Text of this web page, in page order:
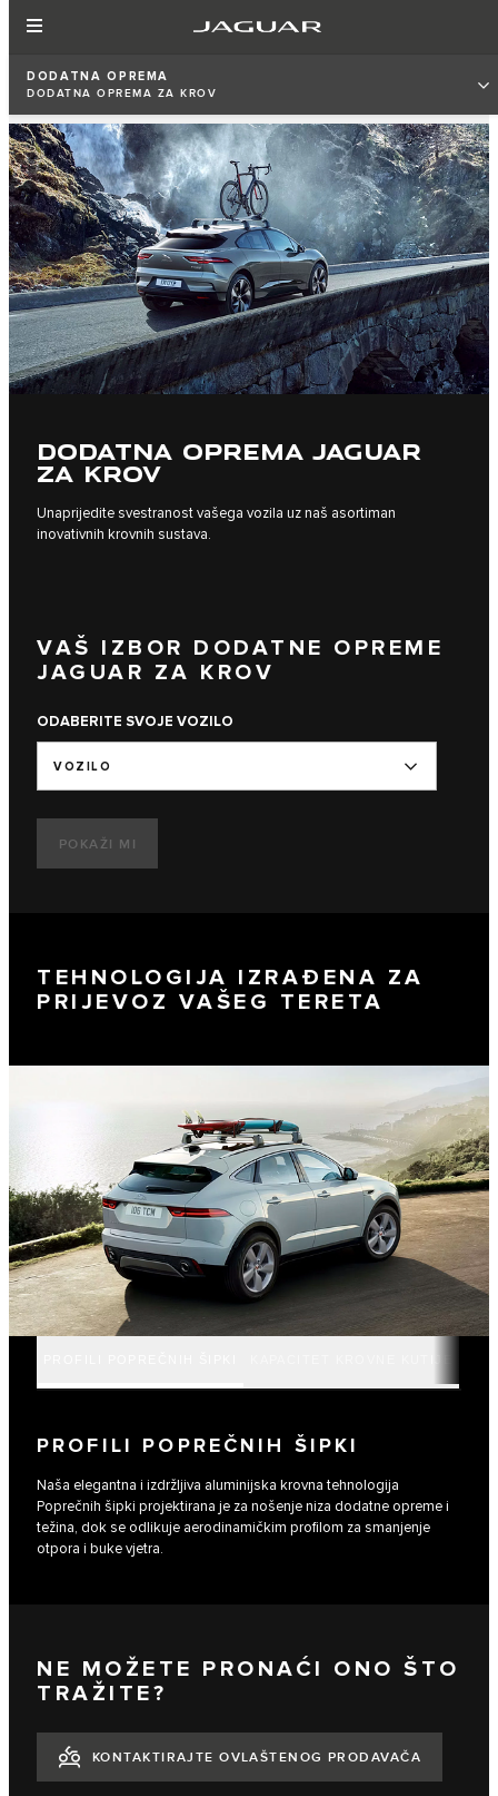
DODATNA OPREMA
DODATNA OPREMA ZA KROV
DODATNA OPREMA JAGUAR
ZA KROV
Unaprijedite svestranost vašega vozila uz naš asortiman
inovativnih krovnih sustava.
VAŠ IZBOR DODATNE OPREME
JAGUAR ZA KROV
ODABERITE SVOJE VOZILO
VOZILO
POKAŽI MI
TEHNOLOGIJA IZRAĐENA ZA
PRIJEVOZ VAŠEG TERETA
PROFILI POPREČNIH ŠIPKI
Naša elegantna i izdržljiva aluminijska krovna tehnologija
Poprečnih šipki projektirana je za nošenje niza dodatne opreme i
težina, dok se odlikuje aerodinamičkim profilom za smanjenje
otpora i buke vjetra.
NE MOŽETE PRONAĆI ONO ŠTO
TRAŽITE?
KONTAKTIRAJTE OVLAŠTENOG PRODAVAČA